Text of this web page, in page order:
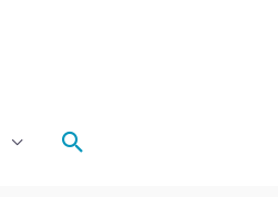
Rechercher